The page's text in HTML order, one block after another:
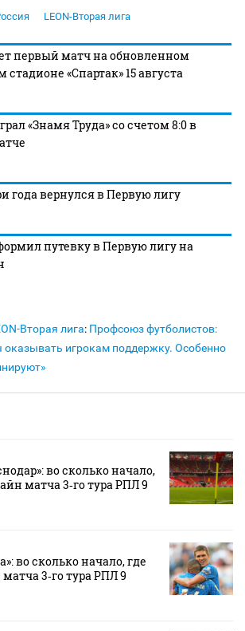
LEON-Вторая лига
первый матч на обновленном
«Спартак» 15 августа
«Знамя Труда» со счетом 8:0 в
года вернулся в Первую лигу
путевку в Первую лигу на
Вторая лига: Профсоюз футболистов:
оказывать игрокам поддержку. Особенно
во сколько начало,
матча 3‑го тура РПЛ 9
во сколько начало, где
3‑го тура РПЛ 9